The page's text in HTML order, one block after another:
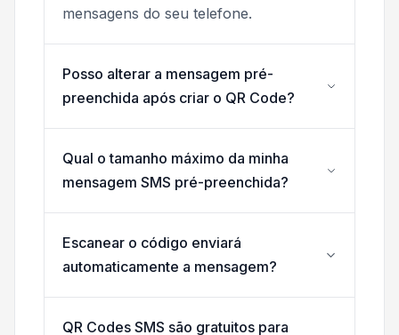
mensagens do seu telefone.
Posso alterar a mensagem pré-
preenchida após criar o QR Code?
Qual o tamanho máximo da minha
mensagem SMS pré-preenchida?
Escanear o código enviará
automaticamente a mensagem?
QR Codes SMS são gratuitos para